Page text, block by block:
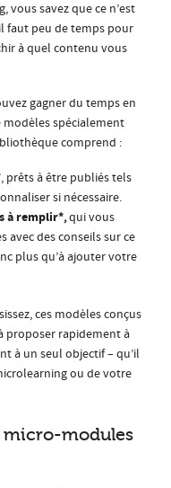
vous savez que ce n’est
faut peu de temps pour
à quel contenu vous
gagner du temps en
spécialement
comprend :
, prêts à être publiés tels
si nécessaire.
à remplir*,qui vous
des conseils sur ce
plus qu’à ajouter votre
ces modèles conçus
proposer rapidement à
à un seul objectif – qu’il
ou de votre
micro-modules